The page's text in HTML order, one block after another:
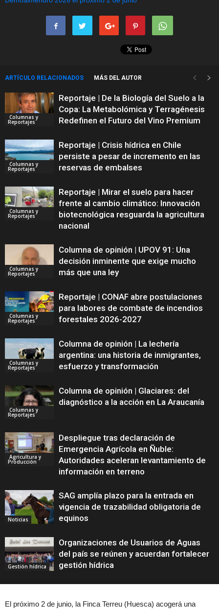
ARTÍCULO RELACIONADOS MÁS DEL AUTOR
Columnas y
Reportajes
Reportaje | De la Biología del Suelo a la
Copa: La Metabolómica y Terragénesis
Redefinen el Futuro del Vino Premium
Columnas y
Reportajes
Reportaje | Crisis hídrica en Chile
persiste a pesar de incremento en las
reservas de embalses
Columnas y
Reportajes
Reportaje | Mirar el suelo para hacer
frente al cambio climático: Innovación
biotecnológica resguarda la agricultura
nacional
Columnas y
Reportajes
Columna de opinión | UPOV 91: Una
decisión inminente que exige mucho
más que una ley
Columnas y
Reportajes
Reportaje | CONAF abre postulaciones
para labores de combate de incendios
forestales 2026-2027
Columnas y
Reportajes
Columna de opinión | La lechería
argentina: una historia de inmigrantes,
esfuerzo y transformación
Columnas y
Reportajes
Columna de opinión | Glaciares: del
diagnóstico a la acción en La Araucanía
Agricultura y
Producción
Despliegue tras declaración de
Emergencia Agrícola en Ñuble:
Autoridades aceleran levantamiento de
información en terreno
Noticias
SAG amplía plazo para la entrada en
vigencia de trazabilidad obligatoria de
equinos
Gestión hídrica
Organizaciones de Usuarios de Aguas
del país se reúnen y acuerdan fortalecer
gestión hídrica
El próximo 2 de junio, la Finca Terreu (Huesca) acogerá una